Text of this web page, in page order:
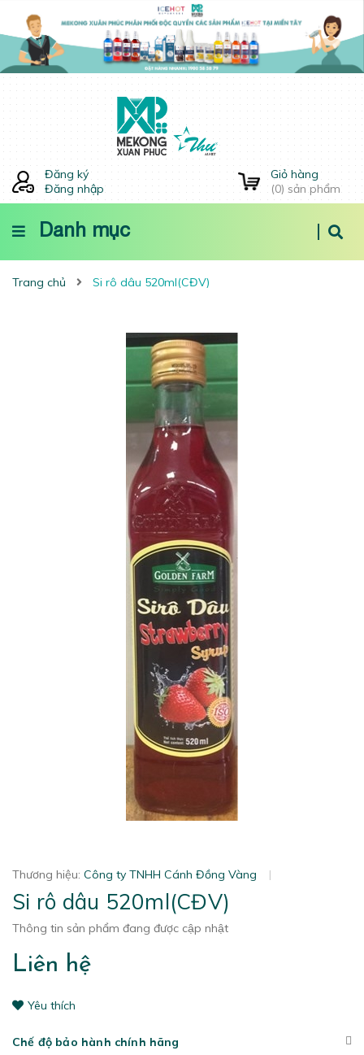
Đăng ký
Đăng nhập
Giỏ hàng
(0) sản phẩm
Danh mục
Trang chủ Si rô dâu 520ml(CĐV)
Thương hiệu: Công ty TNHH Cánh Đồng Vàng |
Si rô dâu 520ml(CĐV)
Thông tin sản phẩm đang được cập nhật
Liên hệ
Yêu thích
Chế độ bảo hành chính hãng